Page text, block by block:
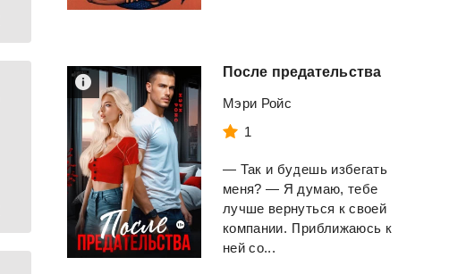
После предательства
Мэри Ройс
1
— Так и будешь избегать
меня? — Я думаю, тебе
лучше вернуться к своей
компании. Приближаюсь к
ней со...